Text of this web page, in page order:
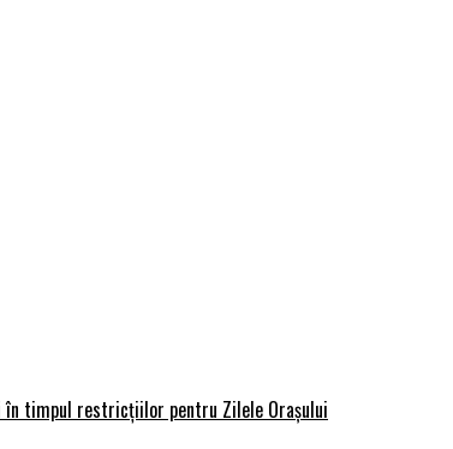
în timpul restricțiilor pentru Zilele Orașului